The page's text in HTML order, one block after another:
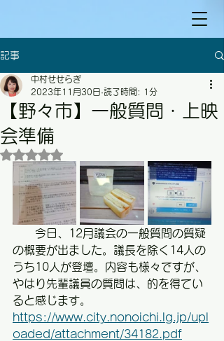
記事
【野々市】一般質問・上映
会準備
中村せせらぎ
2023年11月30日 読了時間: 1分
5つ星のうちNaNと評価されています。
今日、12月議会の一般質問の質疑
の概要が出ました。議長を除く14人の
うち10人が登壇。内容も様々ですが、
やはり先輩議員の質問は、的を得てい
ると感じます。
https://www.city.nonoichi.lg.jp/upl
oaded/attachment/34182.pdf